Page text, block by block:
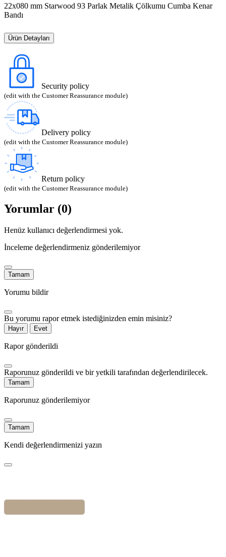
22x080 mm Starwood 93 Parlak Metalik Çölkumu Cumba Kenar
Bandı
Ürün Detayları
Security policy
(edit with the Customer Reassurance module)
Delivery policy
(edit with the Customer Reassurance module)
Return policy
(edit with the Customer Reassurance module)
Yorumlar (0)
Henüz kullanıcı değerlendirmesi yok.
İnceleme değerlendirmeniz gönderilemiyor
Tamam
Yorumu bildir
Bu yorumu rapor etmek istediğinizden emin misiniz?
Hayır Evet
Rapor gönderildi
Raporunuz gönderildi ve bir yetkili tarafından değerlendirilecek.
Tamam
Raporunuz gönderilemiyor
Tamam
Kendi değerlendirmenizi yazın